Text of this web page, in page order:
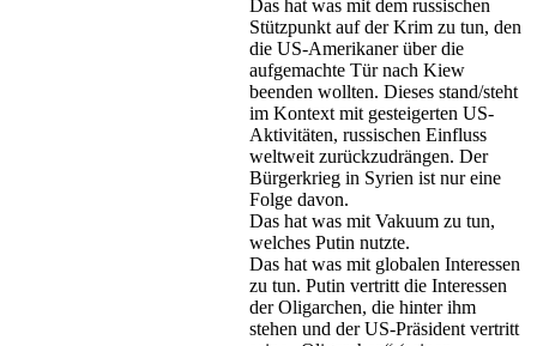
Das hat was mit dem russischen
Stützpunkt auf der Krim zu tun, den
die US-Amerikaner über die
aufgemachte Tür nach Kiew
beenden wollten. Dieses stand/steht
im Kontext mit gesteigerten US-
Aktivitäten, russischen Einfluss
weltweit zurückzudrängen. Der
Bürgerkrieg in Syrien ist nur eine
Folge davon.
Das hat was mit Vakuum zu tun,
welches Putin nutzte.
Das hat was mit globalen Interessen
zu tun. Putin vertritt die Interessen
der Oligarchen, die hinter ihm
stehen und der US-Präsident vertritt